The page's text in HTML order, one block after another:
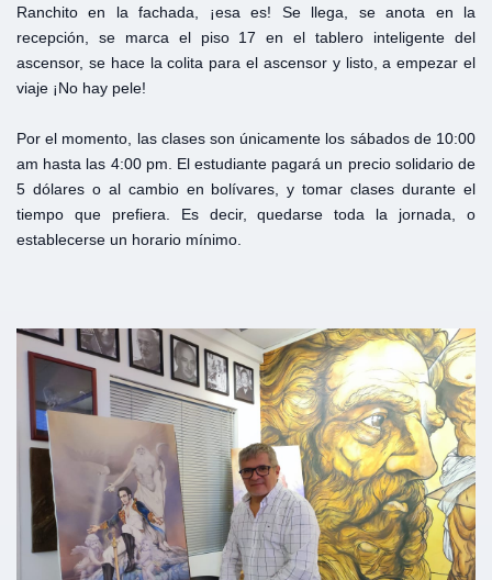
Ranchito en la fachada, ¡esa es! Se llega, se anota en la
recepción, se marca el piso 17 en el tablero inteligente del
ascensor, se hace la colita para el ascensor y listo, a empezar el
viaje ¡No hay pele!
Por el momento, las clases son únicamente los sábados de 10:00
am hasta las 4:00 pm. El estudiante pagará un precio solidario de
5 dólares o al cambio en bolívares, y tomar clases durante el
tiempo que prefiera. Es decir, quedarse toda la jornada, o
establecerse un horario mínimo.